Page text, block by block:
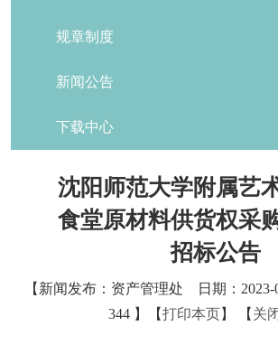
规章制度
新闻公告
下载中心
沈阳师范大学附属艺
食堂原材料供货权采
招标公告
【新闻发布：资产管理处 日期：
344 】【打印本页】 【 关